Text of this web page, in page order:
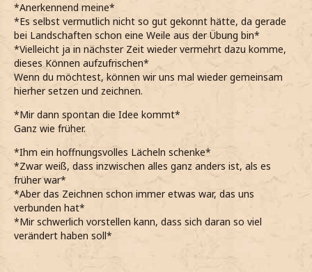
*Anerkennend meine*
*Es selbst vermutlich nicht so gut gekonnt hätte, da gerade
bei Landschaften schon eine Weile aus der Übung bin*
*Vielleicht ja in nächster Zeit wieder vermehrt dazu komme,
dieses Können aufzufrischen*
Wenn du möchtest, können wir uns mal wieder gemeinsam
hierher setzen und zeichnen.
*Mir dann spontan die Idee kommt*
Ganz wie früher.
*Ihm ein hoffnungsvolles Lächeln schenke*
*Zwar weiß, dass inzwischen alles ganz anders ist, als es
früher war*
*Aber das Zeichnen schon immer etwas war, das uns
verbunden hat*
*Mir schwerlich vorstellen kann, dass sich daran so viel
verändert haben soll*